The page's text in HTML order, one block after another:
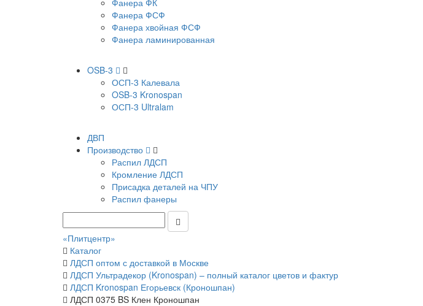
Фанера ФК
Фанера ФСФ
Фанера хвойная ФСФ
Фанера ламинированная
OSB-3
ОСП-3 Калевала
OSB-3 Kronospan
ОСП-3 Ultralam
ДВП
Производство
Распил ЛДСП
Кромление ЛДСП
Присадка деталей на ЧПУ
Распил фанеры
«Плитцентр»
Каталог
ЛДСП оптом с доставкой в Москве
ЛДСП Ультрадекор (Kronospan) – полный каталог цветов и фактур
ЛДСП Kronospan Егорьевск (Кроношпан)
ЛДСП 0375 BS Клен Кроношпан